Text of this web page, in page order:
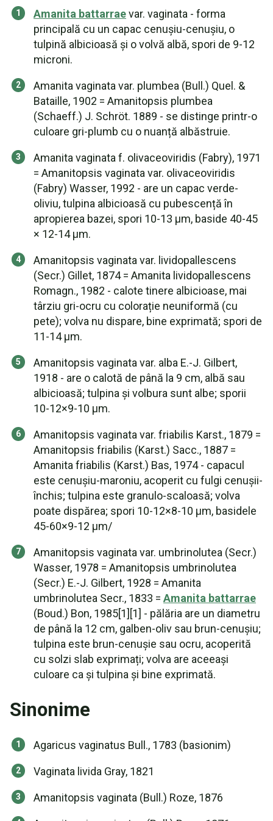
Amanita battarraevar. vaginata - forma
principală cu un capac cenușiu-cenușiu, o
tulpină albicioasă și o volvă albă, spori de 9-12
microni.
Amanita vaginata var. plumbea (Bull.) Quel. &
Bataille, 1902 = Amanitopsis plumbea
(Schaeff.) J. Schröt. 1889 - se distinge printr-o
culoare gri-plumb cu o nuanță albăstruie.
Amanita vaginata f. olivaceoviridis (Fabry), 1971
= Amanitopsis vaginata var. olivaceoviridis
(Fabry) Wasser, 1992 - are un capac verde-
oliviu, tulpina albicioasă cu pubescență în
apropierea bazei, spori 10-13 µm, baside 40-45
× 12-14 µm.
Amanitopsis vaginata var. lividopallescens
(Secr.) Gillet, 1874 = Amanita lividopallescens
Romagn., 1982 - calote tinere albicioase, mai
târziu gri-ocru cu colorație neuniformă (cu
pete); volva nu dispare, bine exprimată; spori de
11-14 µm.
Amanitopsis vaginata var. alba E.-J. Gilbert,
1918 - are o calotă de până la 9 cm, albă sau
albicioasă; tulpina și volbura sunt albe; sporii
10-12×9-10 µm.
Amanitopsis vaginata var. friabilis Karst., 1879 =
Amanitopsis friabilis (Karst.) Sacc., 1887 =
Amanita friabilis (Karst.) Bas, 1974 - capacul
este cenușiu-maroniu, acoperit cu fulgi cenușii-
închis; tulpina este granulo-scaloasă; volva
poate dispărea; spori 10-12×8-10 µm, basidele
45-60×9-12 µm/
Amanitopsis vaginata var. umbrinolutea (Secr.)
Wasser, 1978 = Amanitopsis umbrinolutea
(Secr.) E.-J. Gilbert, 1928 = Amanita
umbrinolutea Secr., 1833 = Amanita battarrae
(Boud.) Bon, 1985[1][1] - pălăria are un diametru
de până la 12 cm, galben-oliv sau brun-cenușiu;
tulpina este brun-cenușie sau ocru, acoperită
cu solzi slab exprimați; volva are aceeași
culoare ca și tulpina și bine exprimată.
Sinonime
Agaricus vaginatus Bull., 1783 (basionim)
Vaginata livida Gray, 1821
Amanitopsis vaginata (Bull.) Roze, 1876